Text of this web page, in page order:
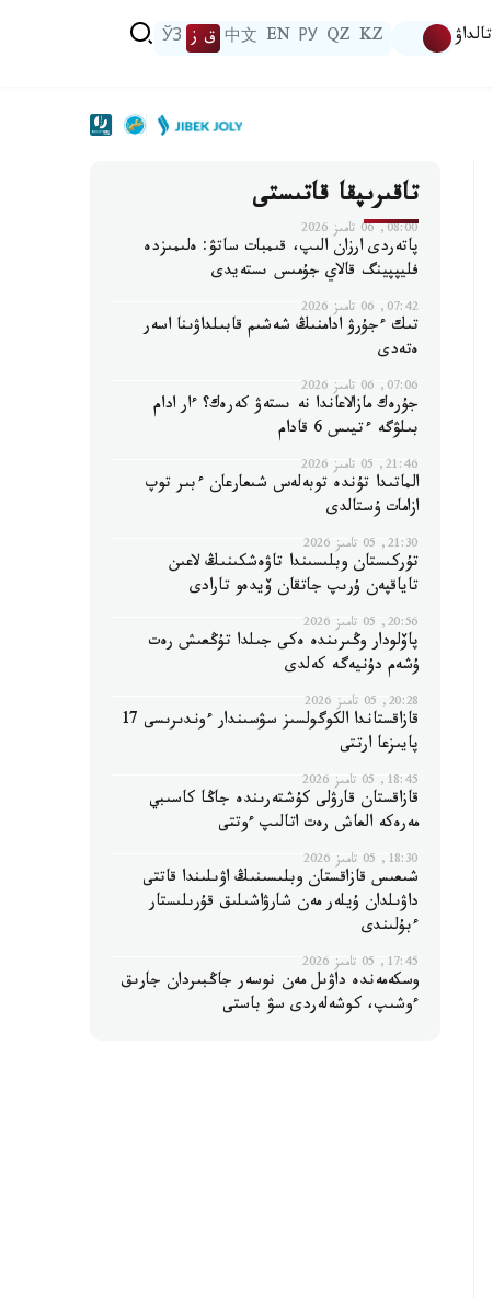
تالداۋ KZ
QZ
РУ
EN
中文 ق ز ЎЗ
تاقىرىپقا قاتىستى
08:00, 06 تامىز 2026
پاتەردى ارزان الىپ، قىمبات ساتۋ: ەلىمىزدە
فليپپينگ قالاي جۇمىس ىستەيدى
07:42, 06 تامىز 2026
تىك ءجۇرۋ ادامنىڭ شەشىم قابىلداۋىنا اسەر
ەتەدى
07:06, 06 تامىز 2026
جۇرەك مازالاعاندا نە ىستەۋ كەرەك؟ ءار ادام
بىلۋگە ءتيىس 6 قادام
21:46, 05 تامىز 2026
الماتىدا تۇندە توبەلەس شىعارعان ءبىر توپ
ازامات ۇستالدى
21:30, 05 تامىز 2026
تۇركىستان وبلىسىندا تاۋەشكىنىڭ لاعىن
تاياقپەن ۇرىپ جاتقان ۆيدەو تارادى
20:56, 05 تامىز 2026
پاۆلودار وڭىرىندە ەكى جىلدا تۇڭعىش رەت
ۇشەم دۇنيەگە كەلدى
20:28, 05 تامىز 2026
قازاقستاندا الكوگولسىز سۋسىندار ءوندىرىسى 17
پايىزعا ارتتى
18:45, 05 تامىز 2026
قازاقستان قارۋلى كۇشتەرىندە جاڭا كاسىبي
مەرەكە العاش رەت اتالىپ ءوتتى
18:30, 05 تامىز 2026
شىعىس قازاقستان وبلىسىنىڭ اۋىلىندا قاتتى
داۋىلدان ۇيلەر مەن شارۋاشىلىق قۇرىلىستار
ءبۇلىندى
17:45, 05 تامىز 2026
وسكەمەندە داۋىل مەن نوسەر جاڭبىردان جارىق
ءوشىپ، كوشەلەردى سۋ باستى